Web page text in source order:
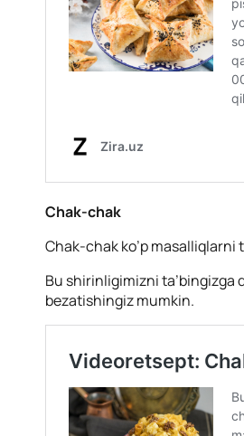
Chak-chak
Chak-chak ko’p masalliqlarni
Bu shirinligimizni ta’bingizga
bezatishingiz mumkin.